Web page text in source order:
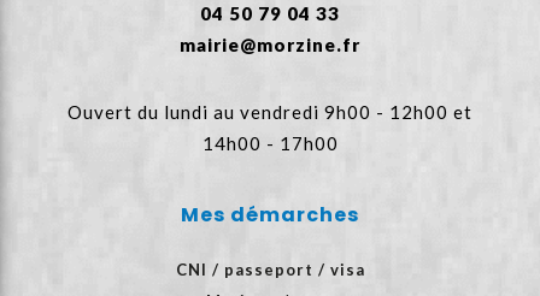
04 50 79 04 33
mairie@morzine.fr
Ouvert du lundi au vendredi 9h00 - 12h00 et
14h00 - 17h00
Mes démarches
CNI / passeport / visa